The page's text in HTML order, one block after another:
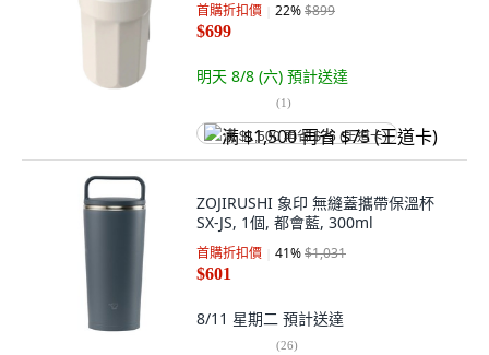
首購折扣價 22%$899
$699
明天 8/8 (六) 預計送達
(1)
满 $1,500 再省 $75 (王道卡)
ZOJIRUSHI 象印 無縫蓋攜帶保溫杯
SX-JS, 1個, 都會藍, 300ml
首購折扣價 41%$1,031
$601
8/11 星期二 預計送達
(26)